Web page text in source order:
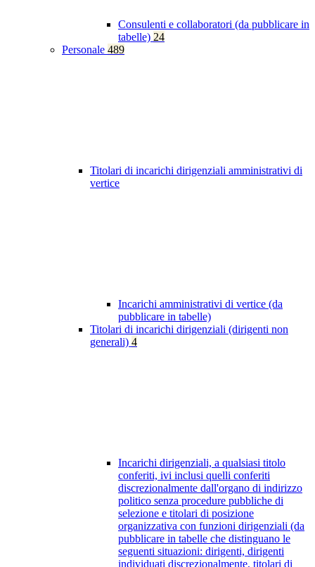
Consulenti e collaboratori (da pubblicare in
tabelle) 24
Personale 489
Titolari di incarichi dirigenziali amministrativi di
vertice
Incarichi amministrativi di vertice (da
pubblicare in tabelle)
Titolari di incarichi dirigenziali (dirigenti non
generali) 4
Incarichi dirigenziali, a qualsiasi titolo
conferiti, ivi inclusi quelli conferiti
discrezionalmente dall'organo di indirizzo
politico senza procedure pubbliche di
selezione e titolari di posizione
organizzativa con funzioni dirigenziali (da
pubblicare in tabelle che distinguano le
seguenti situazioni: dirigenti, dirigenti
individuati discrezionalmente, titolari di